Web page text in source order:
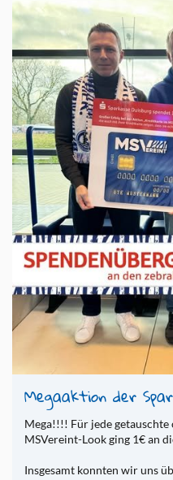
Me­gaak­ti­on der
Mega!!!! Für jede
MSVe­r­eint-Look ging 1€ an
Ins­ge­samt konn­ten wir uns